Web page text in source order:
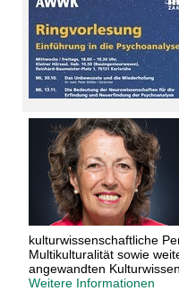
kulturwissenschaftliche
Multikulturalität sowie
angewandten
Weitere Informationen